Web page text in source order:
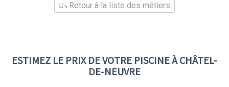
Retour à la liste des métiers
ESTIMEZ LE PRIX DE VOTRE PISCINE À CHÂTEL-
DE-NEUVRE